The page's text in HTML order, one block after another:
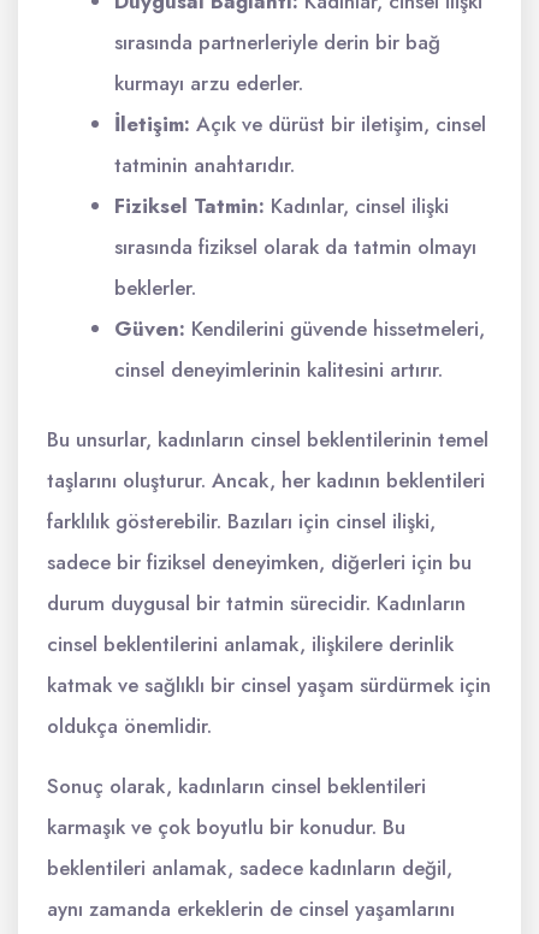
sırasında partnerleriyle derin bir bağ
kurmayı arzu ederler.
İletişim: Açık ve dürüst bir iletişim, cinsel
tatminin anahtarıdır.
Fiziksel Tatmin: Kadınlar, cinsel ilişki
sırasında fiziksel olarak da tatmin olmayı
beklerler.
Güven: Kendilerini güvende hissetmeleri,
cinsel deneyimlerinin kalitesini artırır.
Bu unsurlar, kadınların cinsel beklentilerinin temel
taşlarını oluşturur. Ancak, her kadının beklentileri
farklılık gösterebilir. Bazıları için cinsel ilişki,
sadece bir fiziksel deneyimken, diğerleri için bu
durum duygusal bir tatmin sürecidir. Kadınların
cinsel beklentilerini anlamak, ilişkilere derinlik
katmak ve sağlıklı bir cinsel yaşam sürdürmek için
oldukça önemlidir.
Sonuç olarak, kadınların cinsel beklentileri
karmaşık ve çok boyutlu bir konudur. Bu
beklentileri anlamak, sadece kadınların değil,
aynı zamanda erkeklerin de cinsel yaşamlarını